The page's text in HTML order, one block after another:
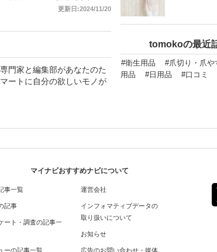
更新日:2024/11/20
門家と編集部があなたのた
ートに自分の欲しいモノが
tomokoの最近
#衛生用品 #爪切り・爪や
用品
#日用品 #口コミ
マイナビおすすめナビについて
事一覧
記事
ート・調査の記事一
ーの記事一覧
運営会社
インフォマティブデータの
取り扱いについて
お知らせ
広告のお問い合わせ・媒体